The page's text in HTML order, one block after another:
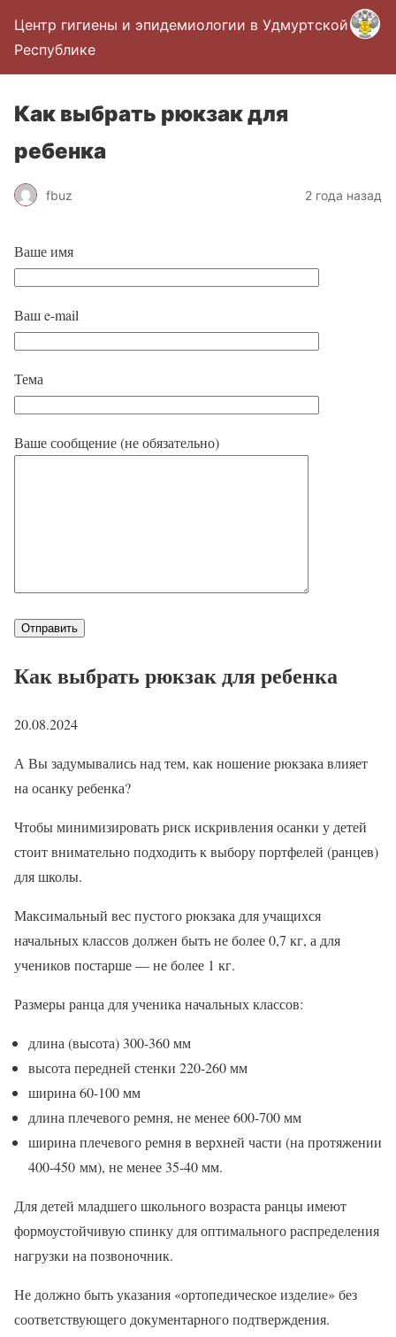
Центр гигиены и эпидемиологии в Удмуртской
Республике
Как выбрать рюкзак для
ребенка
fbuz 2 года назад
Ваше имя
Ваш e-mail
Тема
Ваше сообщение (не обязательно)
Как выбрать рюкзак для ребенка
20.08.2024
А Вы задумывались над тем, как ношение рюкзака влияет
на осанку ребенка?
Чтобы минимизировать риск искривления осанки у детей
стоит внимательно подходить к выбору портфелей (ранцев)
для школы.
Максимальный вес пустого рюкзака для учащихся
начальных классов должен быть не более 0,7 кг, а для
учеников постарше — не более 1 кг.
Размеры ранца для ученика начальных классов:
длина (высота) 300-360 мм
высота передней стенки 220-260 мм
ширина 60-100 мм
длина плечевого ремня, не менее 600-700 мм
ширина плечевого ремня в верхней части (на протяжении
400-450 мм), не менее 35-40 мм.
Для детей младшего школьного возраста ранцы имеют
формоустойчивую спинку для оптимального распределения
нагрузки на позвоночник.
Не должно быть указания «ортопедическое изделие» без
соответствующего документарного подтверждения.